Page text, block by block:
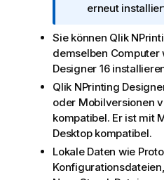
a
i
o
n
s
h
i
n
w
e
erneut
Sie können Qlik
demselben Computer
Designer 16
Qlik NPrinting
oder Mobilversionen
kompatibel. Er ist mit
Desktop kompatibel.
Lokale Daten wie